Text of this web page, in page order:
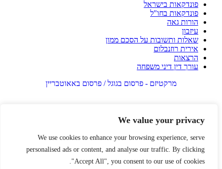
We value your privacy
We use cookies to enhance your browsing experience, serve
personalised ads or content, and analyse our traffic. By clicking
"Accept All", you consent to our use of cookies.
פונדקאות בישראל
פונדקאות בחו"ל
הורות גאה
עיזבון
שאלות ותשובות על הסכם ממון
אירית רוזנבלום
הרצאות
עורך דין דיני משפחה
מרקטיזם - פרסום בגוגל / פרסום באאוטבריין